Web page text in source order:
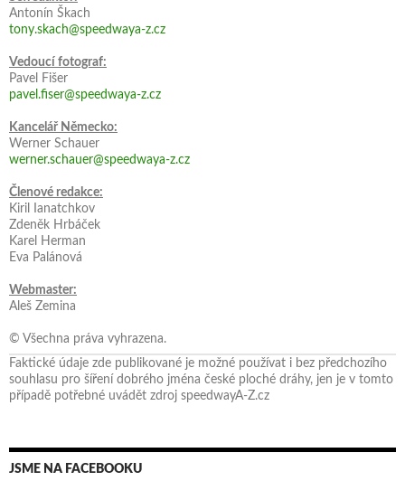
Antonín Škach
tony.skach@speedwaya-z.cz
Vedoucí fotograf:
Pavel Fišer
pavel.fiser@speedwaya-z.cz
Kancelář Německo:
Werner Schauer
werner.schauer@speedwaya-z.cz
Členové redakce:
Kiril Ianatchkov
Zdeněk Hrbáček
Karel Herman
Eva Palánová
Webmaster:
Aleš Zemina
© Všechna práva vyhrazena.
Faktické údaje zde publikované je možné používat i bez předchozího
souhlasu pro šíření dobrého jména české ploché dráhy, jen je v tomto
případě potřebné uvádět zdroj speedwayA-Z.cz
JSME NA FACEBOOKU